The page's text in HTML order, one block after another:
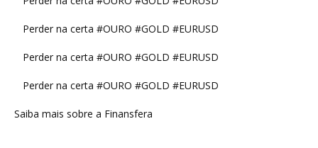
Perder na certa #OURO #GOLD #EURUSD
Perder na certa #OURO #GOLD #EURUSD
Perder na certa #OURO #GOLD #EURUSD
Saiba mais sobre a Finansfera